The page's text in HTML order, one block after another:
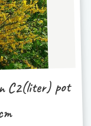
C2(liter) pot